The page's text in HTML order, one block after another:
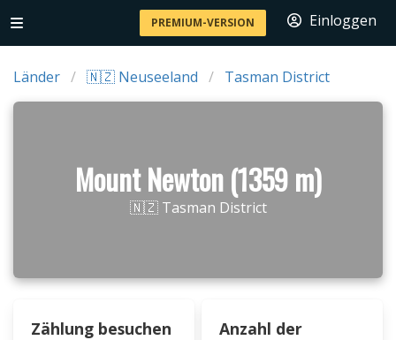
PREMIUM-VERSION Einloggen
Länder 🇳🇿 Neuseeland Tasman District
Mount Newton (1359 m)
🇳🇿 Tasman District
Zählung besuchen
Anzahl der